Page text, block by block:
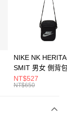
NIKE NK
SMIT 男女 側背
BA5871010
NT$527
NT$650